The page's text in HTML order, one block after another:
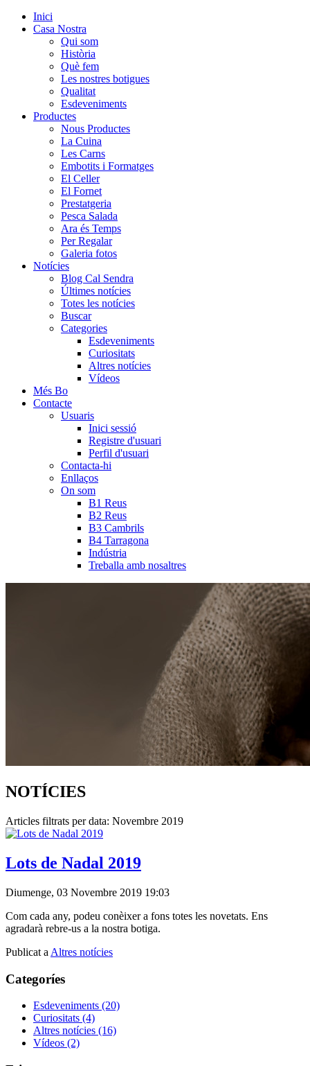
Inici
Casa Nostra
Qui som
Història
Què fem
Les nostres botigues
Qualitat
Esdeveniments
Productes
Nous Productes
La Cuina
Les Carns
Embotits i Formatges
El Celler
El Fornet
Prestatgeria
Pesca Salada
Ara és Temps
Per Regalar
Galeria fotos
Notícies
Blog Cal Sendra
Últimes notícies
Totes les notícies
Buscar
Categories
Esdeveniments
Curiositats
Altres notícies
Vídeos
Més Bo
Contacte
Usuaris
Inici sessió
Registre d'usuari
Perfil d'usuari
Contacta-hi
Enllaços
On som
B1 Reus
B2 Reus
B3 Cambrils
B4 Tarragona
Indústria
Treballa amb nosaltres
NOTÍCIES
Articles filtrats per data: Novembre 2019
Lots de Nadal 2019
Diumenge, 03 Novembre 2019 19:03
Com cada any, podeu conèixer a fons totes les novetats. Ens
agradarà rebre-us a la nostra botiga.
Publicat a Altres notícies
Categoríes
Esdeveniments (20)
Curiositats (4)
Altres notícies (16)
Vídeos (2)